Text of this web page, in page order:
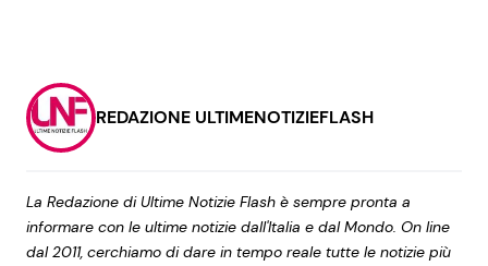
REDAZIONE ULTIMENOTIZIEFLASH
La Redazione di Ultime Notizie Flash è sempre pronta a
informare con le ultime notizie dall'Italia e dal Mondo. On line
dal 2011, cerchiamo di dare in tempo reale tutte le notizie più